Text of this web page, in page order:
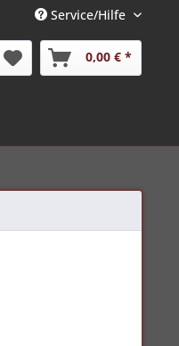
Service/Hilfe
0,00 € *